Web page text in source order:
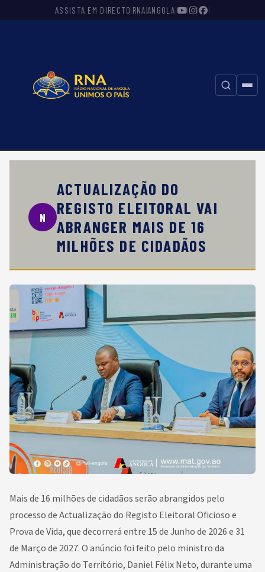
ASSISTA EM DIRECTO|RNA|ANGOLA| | | |
⚲
N
ACTUALIZAÇÃO DO
REGISTO ELEITORAL VAI
ABRANGER MAIS DE 16
MILHÕES DE CIDADÃOS
Mais de 16 milhões de cidadãos serão abrangidos pelo
processo de Actualização do Registo Eleitoral Oficioso e
Prova de Vida, que decorrerá entre 15 de Junho de 2026 e 31
de Março de 2027. O anúncio foi feito pelo ministro da
Administração do Território, Daniel Félix Neto, durante uma